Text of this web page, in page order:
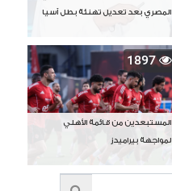
المصري بعد تعديل تهنئة بطل آسيا
1897
المستبعدين من قائمة الأهلي
لمواجهة بيراميدز